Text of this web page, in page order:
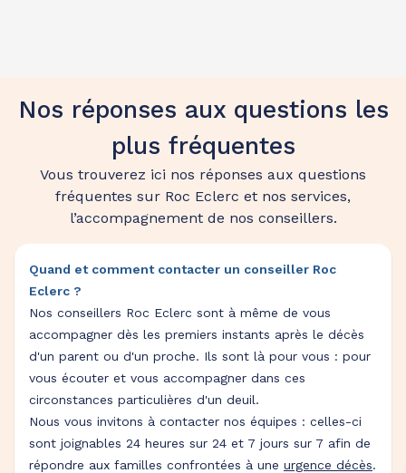
Nos réponses aux questions les
plus fréquentes
Vous trouverez ici nos réponses aux questions
fréquentes sur Roc Eclerc et nos services,
l’accompagnement de nos conseillers.
Quand et comment contacter un conseiller Roc
Eclerc ?
Nos conseillers Roc Eclerc sont à même de vous
accompagner dès les premiers instants après le décès
d'un parent ou d'un proche. Ils sont là pour vous : pour
vous écouter et vous accompagner dans ces
circonstances particulières d'un deuil.
Nous vous invitons à contacter nos équipes : celles-ci
sont joignables 24 heures sur 24 et 7 jours sur 7 afin de
répondre aux familles confrontées à une urgence décès.